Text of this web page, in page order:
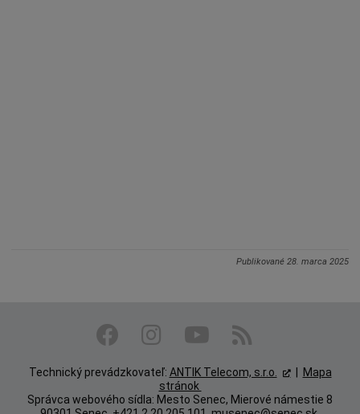
Publikované 28. marca 2025
Technický prevádzkovateľ: ANTIK Telecom, s.r.o. |
Mapa
stránok
Správca webového sídla: Mesto Senec, Mierové námestie 8